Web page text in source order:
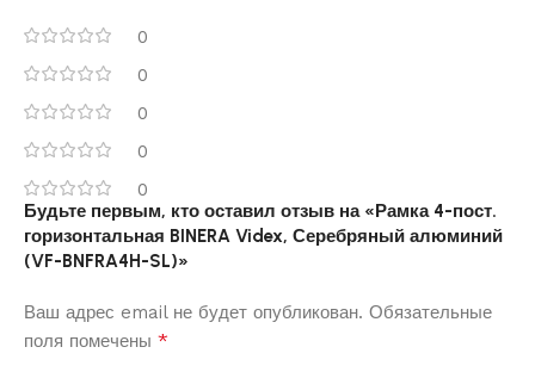
0
0
0
0
0
Будьте первым, кто оставил отзыв на «Рамка 4-пост.
горизонтальная BINERA Videx, Серебряный алюминий
(VF-BNFRA4H-SL)»
Ваш адрес email не будет опубликован. Обязательные
поля помечены *